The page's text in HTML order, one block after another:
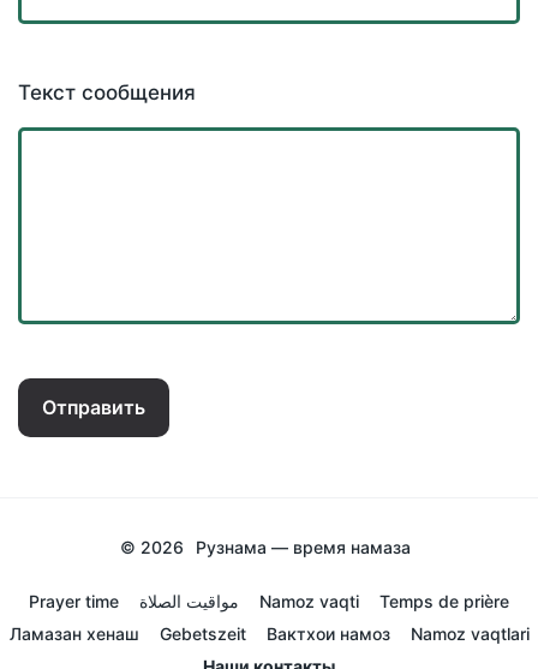
Текст сообщения
Отправить
© 2026 Рузнама — время намаза
Prayer time مواقيت الصلاة Namoz vaqti
Temps de prière
Ламазан хенаш
Gebetszeit Вактхои намоз
Namoz vaqtlari